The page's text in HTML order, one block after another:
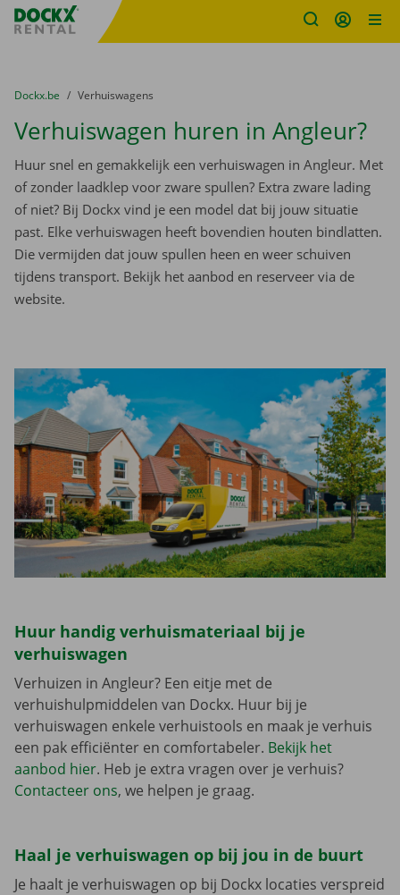
Fratello DEMO
U bevindt zich hier:
van
Dockx.be naar
Verhuiswagens
Verhuiswagen huren in Angleur?
Huur snel en gemakkelijk een verhuiswagen in Angleur. Met
of zonder laadklep voor zware spullen? Extra zware lading
of niet? Bij Dockx vind je een model dat bij jouw situatie
past. Elke verhuiswagen heeft bovendien houten bindlatten.
Die vermijden dat jouw spullen heen en weer schuiven
tijdens transport. Bekijk het aanbod en reserveer via de
website.
Huur handig verhuismateriaal bij je
verhuiswagen
Verhuizen in Angleur? Een eitje met de
verhuishulpmiddelen van Dockx. Huur bij je
verhuiswagen enkele verhuistools en maak je verhuis
een pak efficiënter en comfortabeler. Bekijk het
aanbod hier. Heb je extra vragen over je verhuis?
Contacteer ons, we helpen je graag.
Haal je verhuiswagen op bij jou in de buurt
Je haalt je verhuiswagen op bij Dockx locaties verspreid